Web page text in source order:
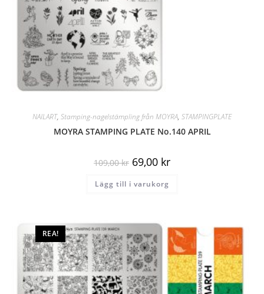
NAILART, Stamping-nagelstämpling från MOYRA, STAMPINGPLATE
MOYRA STAMPING PLATE No.140 APRIL
109,00kr 69,00 kr
Lägg till i varukorg
REA!